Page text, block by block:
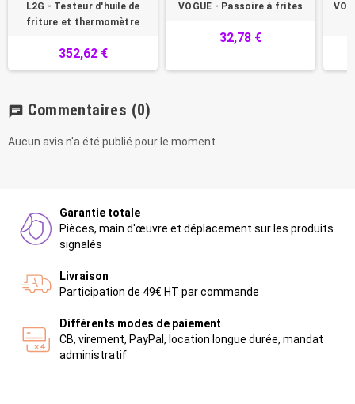
L2G - Testeur d'huile de
friture et thermomètre
352,62 €
VOGUE - Passoire à frites
32,78 €
chat Commentaires (0)
Aucun avis n'a été publié pour le moment.
Garantie totale
Pièces, main d'œuvre et déplacement sur les produits
signalés
Livraison
Participation de 49€ HT par commande
Différents modes de paiement
CB, virement, PayPal, location longue durée, mandat
administratif